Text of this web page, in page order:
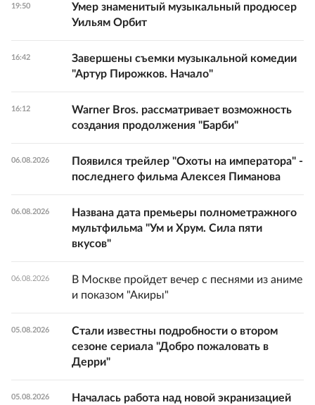
19:50
Умер знаменитый музыкальный продюсер
Уильям Орбит
16:42
Завершены съемки музыкальной комедии
"Артур Пирожков. Начало"
16:12
Warner Bros. рассматривает возможность
создания продолжения "Барби"
06.08.2026
Появился трейлер "Охоты на императора" -
последнего фильма Алексея Пиманова
06.08.2026
Названа дата премьеры полнометражного
мультфильма "Ум и Хрум. Сила пяти
вкусов"
06.08.2026
В Москве пройдет вечер с песнями из аниме
и показом "Акиры"
05.08.2026
Стали известны подробности о втором
сезоне сериала "Добро пожаловать в
Дерри"
05.08.2026
Началась работа над новой экранизацией